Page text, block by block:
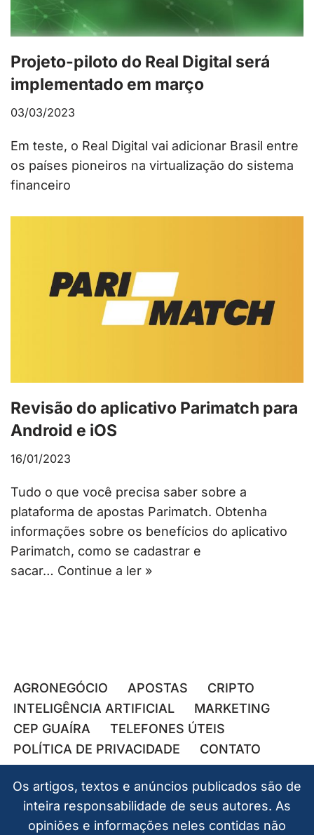
Projeto-piloto do Real Digital será
implementado em março
03/03/2023
Em teste, o Real Digital vai adicionar Brasil entre
os países pioneiros na virtualização do sistema
financeiro
Revisão do aplicativo Parimatch para
Android e iOS
16/01/2023
Tudo o que você precisa saber sobre a
plataforma de apostas Parimatch. Obtenha
informações sobre os benefícios do aplicativo
Parimatch, como se cadastrar e
sacar… Continue a ler »
AGRONEGÓCIO APOSTAS
CRIPTO
INTELIGÊNCIA ARTIFICIAL
MARKETING
CEP GUAÍRA
TELEFONES ÚTEIS
POLÍTICA DE PRIVACIDADE
CONTATO
Os artigos, textos e anúncios publicados são de
inteira responsabilidade de seus autores. As
opiniões e informações neles contidas não